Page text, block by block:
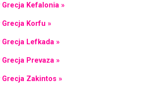
Kefalonia »
Korfu »
Lefkada »
Prevaza »
Zakintos »